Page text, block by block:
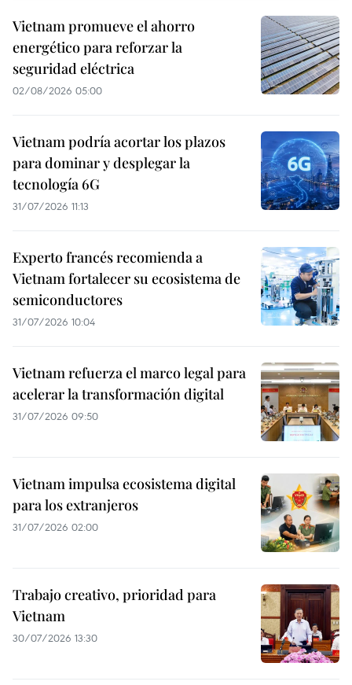
Vietnam promueve el ahorro
energético para reforzar la
seguridad eléctrica
02/08/2026 05:00
Vietnam podría acortar los plazos
para dominar y desplegar la
tecnología 6G
31/07/2026 11:13
Experto francés recomienda a
Vietnam fortalecer su ecosistema de
semiconductores
31/07/2026 10:04
Vietnam refuerza el marco legal para
acelerar la transformación digital
31/07/2026 09:50
Vietnam impulsa ecosistema digital
para los extranjeros
31/07/2026 02:00
Trabajo creativo, prioridad para
Vietnam
30/07/2026 13:30